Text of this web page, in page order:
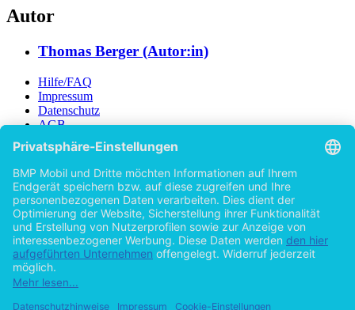
Hilfe/FAQ
Impressum
Datenschutz
AGB
Vertrag widerrufen
Zur Desktop-Version
Copyright ©Imprint in der Bedey & Thoms Media GmbH
byOpen Publishing
Zurück